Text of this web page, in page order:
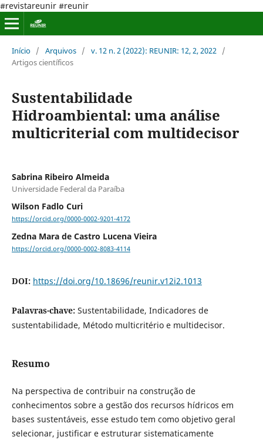
#revistareunir #reunir
Início / Arquivos / v. 12 n. 2 (2022): REUNIR: 12, 2, 2022 /
Artigos científicos
Sustentabilidade
Hidroambiental: uma análise
multicriterial com multidecisor
Sabrina Ribeiro Almeida
Universidade Federal da Paraíba
Wilson Fadlo Curi
https://orcid.org/0000-0002-9201-4172
Zedna Mara de Castro Lucena Vieira
https://orcid.org/0000-0002-8083-4114
DOI: https://doi.org/10.18696/reunir.v12i2.1013
Palavras-chave: Sustentabilidade, Indicadores de
sustentabilidade, Método multicritério e multidecisor.
Resumo
Na perspectiva de contribuir na construção de
conhecimentos sobre a gestão dos recursos hídricos em
bases sustentáveis, esse estudo tem como objetivo geral
selecionar, justificar e estruturar sistematicamente